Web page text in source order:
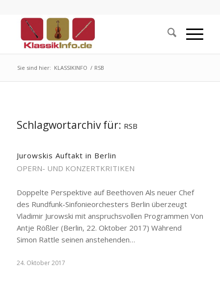
Sie sind hier: KLASSIKINFO / RSB
Schlagwortarchiv für: RSB
Jurowskis Auftakt in Berlin
OPERN- UND KONZERTKRITIKEN
Doppelte Perspektive auf Beethoven Als neuer Chef
des Rundfunk-Sinfonieorchesters Berlin überzeugt
Vladimir Jurowski mit anspruchsvollen Programmen Von
Antje Rößler (Berlin, 22. Oktober 2017) Während
Simon Rattle seinen anstehenden…
24. Oktober 2017